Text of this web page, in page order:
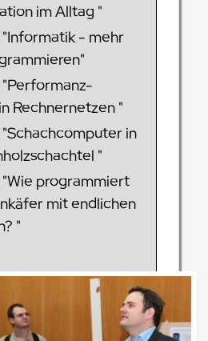
im Alltag "
"Informatik - mehr
Rechnernetzen "
in
"
"Wie programmiert
mit endlichen
"